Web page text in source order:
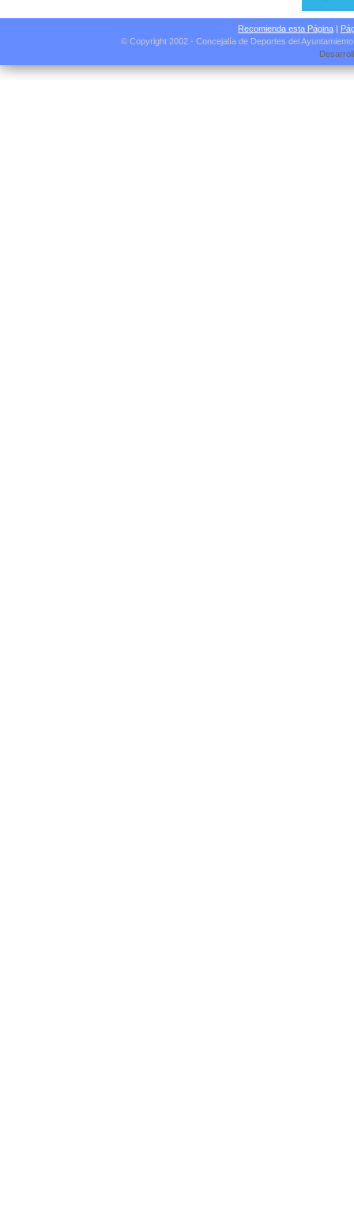
Recomienda esta Página |
© Copyright 2002 - Concejalía de Deportes del